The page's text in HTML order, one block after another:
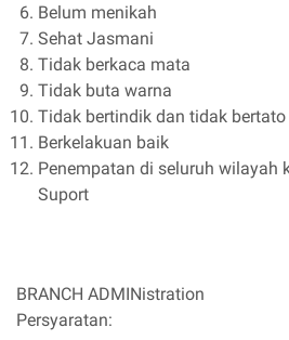
Belum menikah
Sehat Jasmani
Tidak berkaca mata
Tidak buta warna
Tidak bertindik dan tidak bertato
Berkelakuan baik
Penempatan di seluruh wilayah
Suport
BRANCH ADMINistration
Persyaratan: